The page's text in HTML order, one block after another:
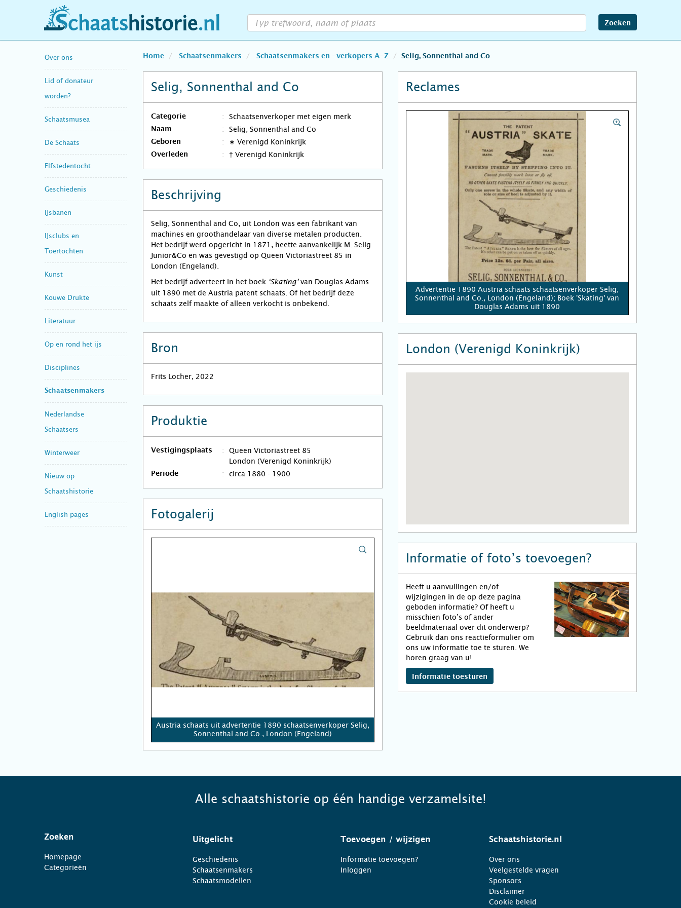
schaatshistorie.nl Zoeken
Over ons
Lid of donateur
worden?
Schaatsmusea
De Schaats
Elfstedentocht
Geschiedenis
IJsbanen
IJsclubs en
Toertochten
Kunst
Kouwe Drukte
Literatuur
Op en rond het ijs
Disciplines
Schaatsenmakers
Nederlandse
Schaatsers
Winterweer
Nieuw op
Schaatshistorie
English pages
Home Schaatsenmakers Schaatsenmakers en -verkopers A-Z Selig, Sonnenthal and Co
Selig, Sonnenthal and Co
Categorie Schaatsenverkoper met eigen merk
Naam Selig, Sonnenthal and Co
Geboren ∗ Verenigd Koninkrijk
Overleden † Verenigd Koninkrijk
Beschrijving
Selig, Sonnenthal and Co, uit London was een fabrikant van
machines en groothandelaar van diverse metalen producten.
Het bedrijf werd opgericht in 1871, heette aanvankelijk M. Selig
Junior&Co en was gevestigd op Queen Victoriastreet 85 in
London (Engeland).
Het bedrijf adverteert in het boek ‘Skating’van Douglas Adams
uit 1890 met de Austria patent schaats. Of het bedrijf deze
schaats zelf maakte of alleen verkocht is onbekend.
Bron
Frits Locher, 2022
Produktie
Vestigingsplaats
Queen Victoriastreet 85
London (Verenigd Koninkrijk)
Periode circa 1880 - 1900
Fotogalerij
Austria schaats uit advertentie 1890 schaatsenverkoper Selig,
Sonnenthal and Co., London (Engeland)
Reclames
Advertentie 1890 Austria schaats schaatsenverkoper Selig,
Sonnenthal and Co., London (Engeland); Boek 'Skating' van
Douglas Adams uit 1890
London (Verenigd Koninkrijk)
Informatie of foto’s toevoegen?
Heeft u aanvullingen en/of
wijzigingen in de op deze pagina
geboden informatie? Of heeft u
misschien foto’s of ander
beeldmateriaal over dit onderwerp?
Gebruik dan ons reactieformulier om
ons uw informatie toe te sturen. We
horen graag van u!
Informatie toesturen
Alle schaatshistorie op één handige verzamelsite!
Zoeken
Homepage
Categorieën
Uitgelicht
Geschiedenis
Schaatsenmakers
Schaatsmodellen
Toevoegen / wijzigen
Informatie toevoegen?
Inloggen
Schaatshistorie.nl
Over ons
Veelgestelde vragen
Sponsors
Disclaimer
Cookie beleid